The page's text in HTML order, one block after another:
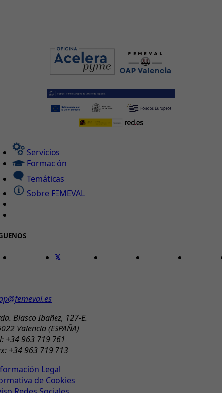
Servicios
Formación
Temáticas
Sobre FEMEVAL
Blasco Ibañez, 127-E.
Valencia (ESPAÑA)
+34 963 719 761
+34 963 719 713
Legal
de Cookies